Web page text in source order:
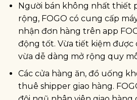
Người bán không nhất thiết
rộng, FOGO có cung cấp
nhận đơn hàng trên app
động tốt. Vừa tiết kiệm được
vừa dễ dàng mở rộng quy
Các cửa hàng ăn, đồ uống
thuê shipper giao hàng.